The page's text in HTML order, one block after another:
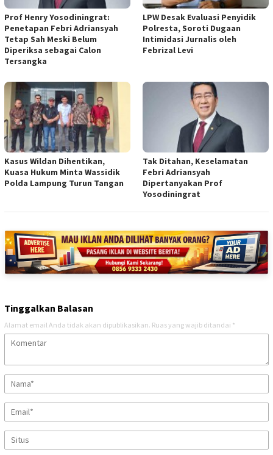
Prof Henry Yosodiningrat:
Penetapan Febri Adriansyah
Tetap Sah Meski Belum
Diperiksa sebagai Calon
Tersangka
LPW Desak Evaluasi Penyidik
Polresta, Soroti Dugaan
Intimidasi Jurnalis oleh
Febrizal Levi
Kasus Wildan Dihentikan,
Kuasa Hukum Minta Wassidik
Polda Lampung Turun Tangan
Tak Ditahan, Keselamatan
Febri Adriansyah
Dipertanyakan Prof
Yosodiningrat
Tinggalkan Balasan
Alamat email Anda tidak akan dipublikasikan. Ruas yang wajib ditandai *